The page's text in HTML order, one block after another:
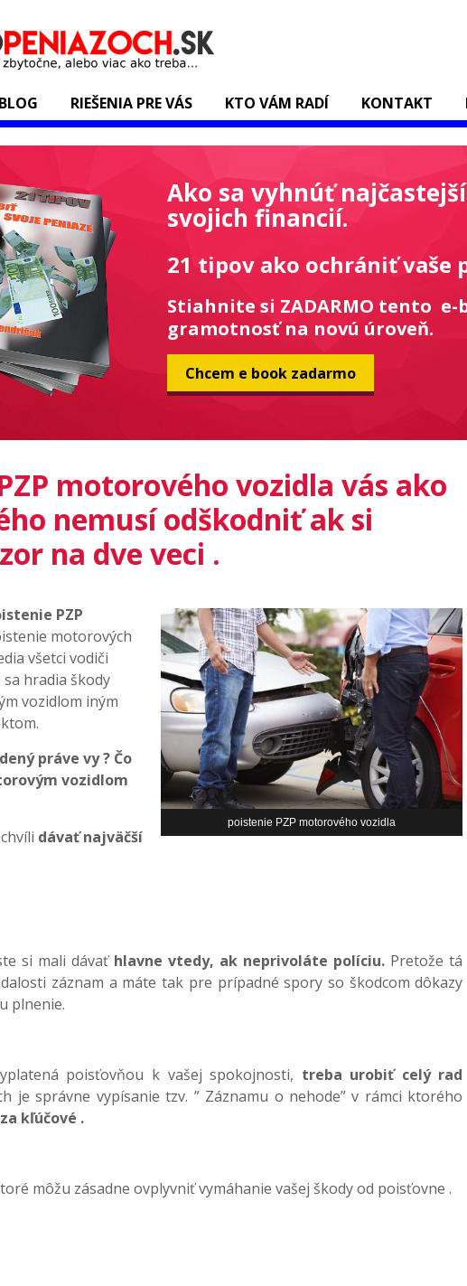
BLOG RIEŠENIA PRE VÁS KTO VÁM RADÍ KONTAKT
Ako sa vyhnúť
svojich financií.
21 tipov ako ochrániť vaše
Stiahnite si ZADARMO tento
gramotnosť na novú úroveň.
Chcem e book zadarmo
motorového vozidla vás ako
nemusí odškodniť ak si
na dve veci .
poistenie PZP motorového vozidla
PZP
motorových
všetci vodiči
hradia škody
vozidlom iným
práve vy ? Čo
vozidlom
dávať najväčší
si mali dávať hlavne vtedy, ak neprivoláte políciu. Pretože tá
záznam a máte tak pre prípadné spory so škodcom dôkazy
plnenie.
poisťovňou k vašej spokojnosti, treba urobiť celý rad
je správne vypísanie tzv. ” Záznamu o nehode” v rámci ktorého
kľúčové .
môžu zásadne ovplyvniť vymáhanie vašej škody od poisťovne .